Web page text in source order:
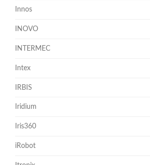
Innos
INOVO
INTERMEC
Intex
IRBIS
Iridium
Iris360
iRobot